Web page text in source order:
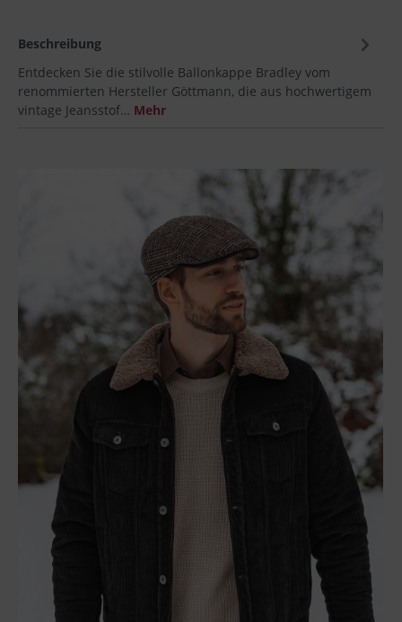
Beschreibung
Entdecken Sie die stilvolle Ballonkappe Bradley vom
renommierten Hersteller Göttmann, die aus hochwertigem
vintage Jeansstof… Mehr